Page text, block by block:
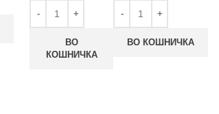
ВО
КОШНИЧКА
ВО КОШНИЧКА